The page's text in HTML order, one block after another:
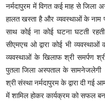
नर्मदापुरम में विगत कई माह से
हालत खस्ता है और व्यवस्थाओं के नाम
साथ कोई ना कोई घटना घटती
सीएमएच ओ द्वारा कोई भी
व्यवस्थाओं के खिलाफ श्री समर्पण
पुतला जिला अस्पताल के सामनेजलेगी
श्री संस्था नर्मदापुरम के द्वारा दी
में शामिल होकर कार्यक्रम को सफल